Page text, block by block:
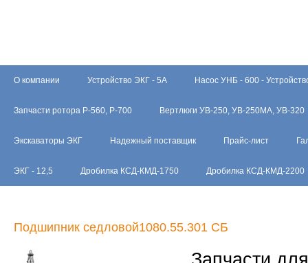
О компании Устройство ЭКГ - 5А Насос УНБ - 600 -
Запчасти ротора Р-560, Р-700 Вертлюги УВ-250, УВ-250МА, УВ-320
Экскаваторы ЭКГ Надежный поставщик Прайс-лист
ЭКГ - 12,5 Дробилка КСД-КМД-1750 Дробилка КСД-КМД-2200
Подшипник седловой1080.55.301 СБ